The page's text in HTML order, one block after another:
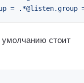
= .*@listen.group
умолчанию стоит